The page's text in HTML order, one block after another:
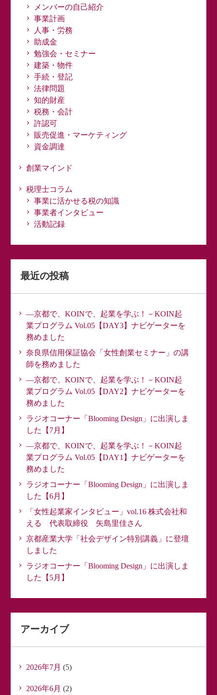
メンバーの自己紹介
事業計画
人事・労務
助成金
勉強会・セミナー
建築・物件
手続・登記
法律問題
知的財産
税務・会計
許認可
販売促進・マーケティング
資金調達
創業マインド
税理士コラム
事業に活かせる税の知識
事業者インタビュー
活動記録
最近の投稿
―京都で、KOINで、起業を学ぶ！－KOIN起
業プログラム Vol.05【DAY3】ナビゲーターを
務めました
奈良県信用保証協会「女性創業セミナー」の講
師を務めました
―京都で、KOINで、起業を学ぶ！－KOIN起
業プログラム Vol.05【DAY2】ナビゲーターを
務めました
ラジオコーナー「Blooming Design」に出演しま
した【7月】
―京都で、KOINで、起業を学ぶ！－KOIN起
業プログラム Vol.05【DAY1】ナビゲーターを
務めました
ラジオコーナー「Blooming Design」に出演しま
した【6月】
「女性起業家インタビュー」vol.16 株式会社和
える 代表取締役 矢島里佳さん
京都産業大学「社会デザイン特別講義」に登壇
しました
ラジオコーナー「Blooming Design」に出演しま
した【5月】
アーカイブ
2026年7月 (5)
2026年6月 (2)